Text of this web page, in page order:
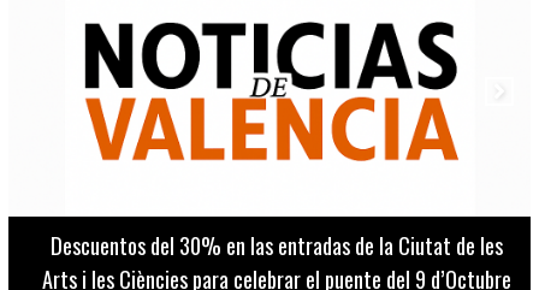
Un belén monumental de corte modernista y 18 metros de
altura presidirá la Plaza del Ayuntamiento de Alicante en
Navidad